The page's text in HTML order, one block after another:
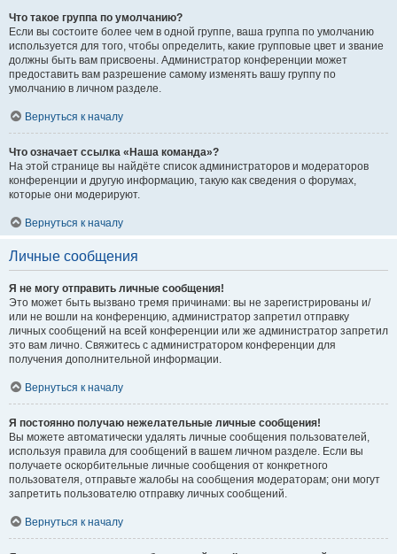
Что такое группа по умолчанию?
Если вы состоите более чем в одной группе, ваша группа по умолчанию
используется для того, чтобы определить, какие групповые цвет и звание
должны быть вам присвоены. Администратор конференции может
предоставить вам разрешение самому изменять вашу группу по
умолчанию в личном разделе.
Вернуться к началу
Что означает ссылка «Наша команда»?
На этой странице вы найдёте список администраторов и модераторов
конференции и другую информацию, такую как сведения о форумах,
которые они модерируют.
Вернуться к началу
Личные сообщения
Я не могу отправить личные сообщения!
Это может быть вызвано тремя причинами: вы не зарегистрированы и/
или не вошли на конференцию, администратор запретил отправку
личных сообщений на всей конференции или же администратор запретил
это вам лично. Свяжитесь с администратором конференции для
получения дополнительной информации.
Вернуться к началу
Я постоянно получаю нежелательные личные сообщения!
Вы можете автоматически удалять личные сообщения пользователей,
используя правила для сообщений в вашем личном разделе. Если вы
получаете оскорбительные личные сообщения от конкретного
пользователя, отправьте жалобы на сообщения модераторам; они могут
запретить пользователю отправку личных сообщений.
Вернуться к началу